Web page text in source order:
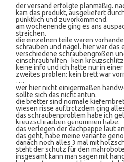
der versand erfolgte planmäßig.
kam das produkt, ausgeliefert
pünktlich und zuvorkommend.
am wochenende ging es ans
streichen.
die einzelnen teile waren
schrauben und nägel. hier war das
verschiedene schraubengrößen
einschraubhilfen- kein
keine info und ich hatte nur in
zweites problen: kein brett war
….
wer hier nicht einigermaßen
sollte sich das nicht antun.
die bretter sind normale
wiesen risse auf.trotzdem ging
das schraubenproblem habe ich
kreuzschrauben genommen habe.
das verlegen der dachpappe laut
das geht, habe meine variante
danach noch alles 3 mal mit
steht der schutz für den
insgesamt kann man sagen mit